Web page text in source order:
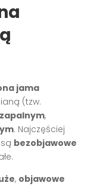
jama
(tzw.
zapalnym,
. Najczęściej
bezobjawowe
, objawowe